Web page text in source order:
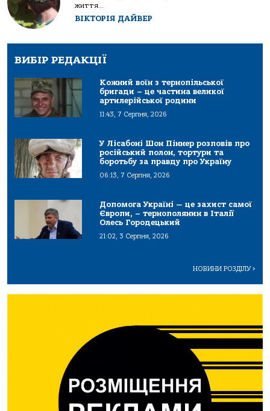
життя...
ВІКТОРІЯ ДАЙВЕР
ВИБІР РЕДАКЦІЇ
Кожний воїн з тернопільської
бригади – це частина великої
артилерійської родини
11:43, 7 Серпня, 2026
У Лісабоні Шон Піннер розповів про
російський полон, тортури та
боротьбу за правду про Україну
06:13, 7 Серпня, 2026
Допомога Україні — це захист самої
Європи, – тернополянин в Італії
Олесь Городецький
21:02, 3 Серпня, 2026
НОВИНИ РОЗДІЛУ>